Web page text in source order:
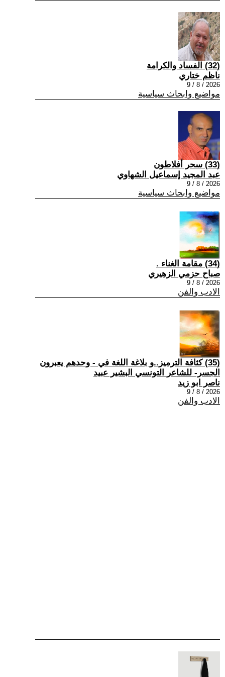
(32) الفساد والكرامة
ناظم ختاري
2026 / 8 / 9
مواضيع وابحاث سياسية
(33) سحر أفلاطون
عبد المجيد إسماعيل الشهاوي
2026 / 8 / 9
مواضيع وابحاث سياسية
(34) مقامة الغناء .
صباح حزمي الزهيري
2026 / 8 / 9
الادب والفن
(35) كثافة الترميز..و بلاغة اللغة في - وحدهم يعبرون
الجسر- للشاعر التونسي البشير عبيد
ناصر ابو زيد
2026 / 8 / 9
الادب والفن